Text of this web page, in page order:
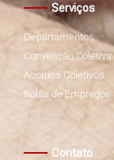
Serviços
Departamentos
Convenção Coletiva
Acordos Coletivos
Bolsa de Empregos
Contato